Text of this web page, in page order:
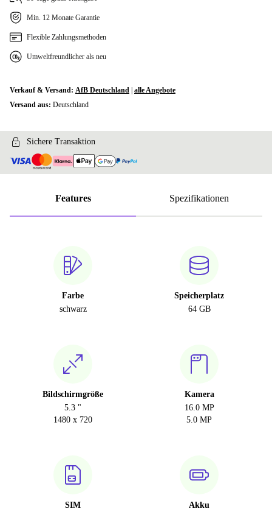
Min. 12 Monate Garantie
Flexible Zahlungsmethoden
Umweltfreundlicher als neu
Verkauf & Versand: AfB Deutschland alle Angebote
Versand aus: Deutschland
Sichere Transaktion
Features Spezifikationen
Farbe
schwarz
Speicherplatz
64 GB
Bildschirmgröße
5.3 "
1480 x 720
Kamera
16.0 MP
5.0 MP
SIM Akku